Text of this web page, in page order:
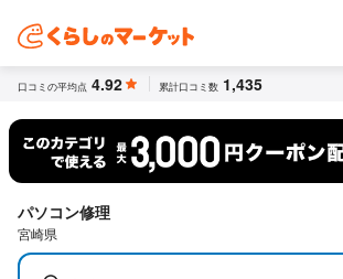
口コミの平均点 4.92 累計口コミ数 1,435
パソコン修理
宮崎県